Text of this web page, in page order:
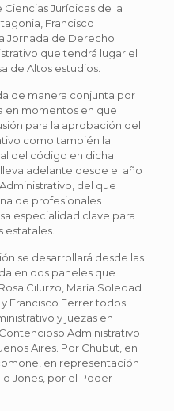
Jurídicas de la
Francisco
Jornada de Derecho
que tendrá lugar el
de Altos estudios.
de manera conjunta por
en momentos en que
para la aprobación del
como también la
del código en dicha
adelante desde el año
del que
de profesionales
especialidad clave para
estatales.
se desarrollará desde las
en dos paneles que
Cilurzo, María Soledad
Francisco Ferrer todos
y juezas en
Administrativo
Aires. Por Chubut, en
en representación
Jones, por el Poder